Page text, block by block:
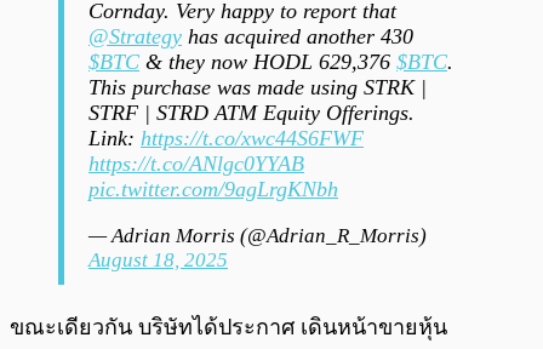
Cornday. Very happy to report that
@Strategy has acquired another 430
$BTC & they now HODL 629,376 $BTC.
This purchase was made using STRK |
STRF | STRD ATM Equity Offerings.
Link: https://t.co/xwc44S6FWF
https://t.co/ANlgc0YYAB
pic.twitter.com/9agLrgKNbh
— Adrian Morris (@Adrian_R_Morris)
August 18, 2025
ขณะเดียวกัน บริษัทได้ประกาศ เดินหน้าขายหุ้น